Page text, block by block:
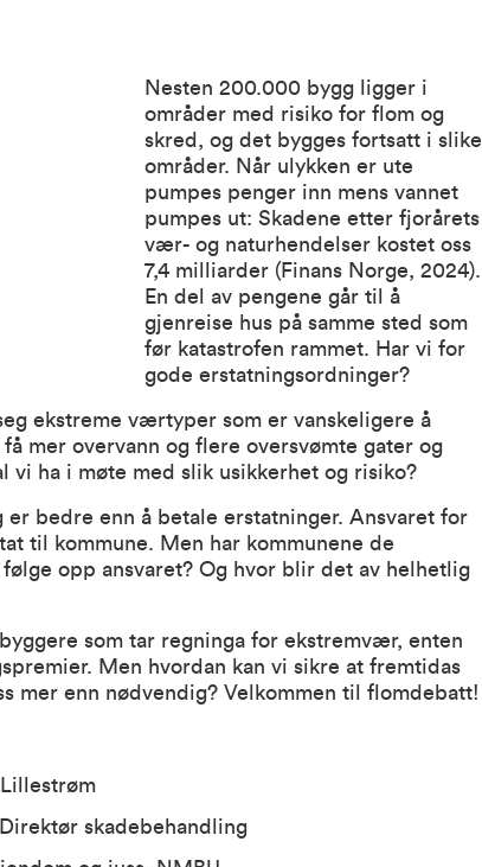
Nesten 200.000 bygg ligger i
områder med risiko for flom og
skred, og det bygges fortsatt i slike
områder. Når ulykken er ute
pumpes penger inn mens vannet
pumpes ut: Skadene etter fjorårets
vær- og naturhendelser kostet oss
7,4 milliarder (Finans Norge, 2024).
En del av pengene går til å
gjenreise hus på samme sted som
før katastrofen rammet. Har vi for
gode erstatningsordninger?
ekstreme værtyper som er vanskeligere å
mer overvann og flere oversvømte gater og
vi ha i møte med slik usikkerhet og risiko?
bedre enn å betale erstatninger. Ansvaret for
til kommune. Men har kommunene de
opp ansvaret? Og hvor blir det av helhetlig
som tar regninga for ekstremvær, enten
Men hvordan kan vi sikre at fremtidas
mer enn nødvendig? Velkommen til flomdebatt!
skadebehandling